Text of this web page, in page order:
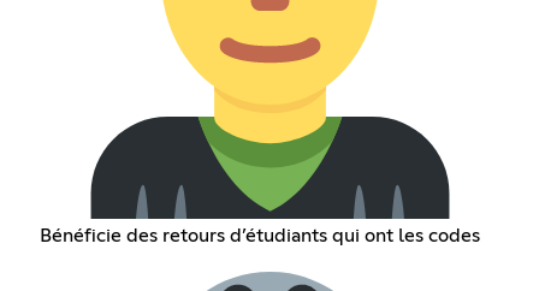
Bénéficie des retours d’étudiants qui ont les codes